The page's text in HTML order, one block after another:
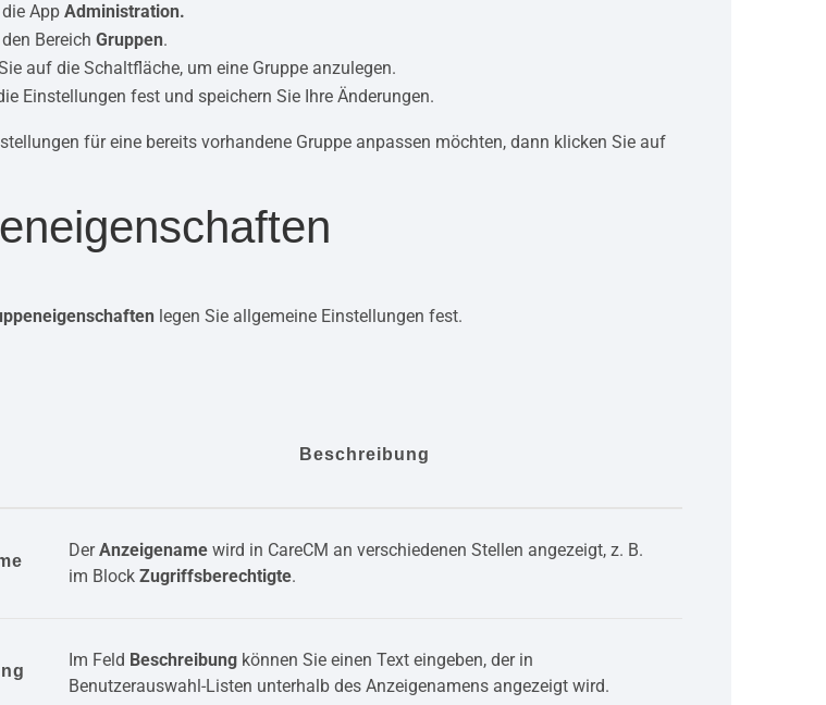
App Administration.
Bereich Gruppen.
auf die Schaltfläche, um eine Gruppe anzulegen.
Einstellungen fest und speichern Sie Ihre Änderungen.
für eine bereits vorhandene Gruppe anpassen möchten, dann klicken Sie auf
legen Sie allgemeine Einstellungen fest.
Beschreibung
DerAnzeigename wird in CareCM an verschiedenen Stellen angezeigt, z. B.
im Block Zugriffsberechtigte.
Im Feld Beschreibung können Sie einen Text eingeben, der in
Benutzerauswahl-Listen unterhalb des Anzeigenamens angezeigt wird.